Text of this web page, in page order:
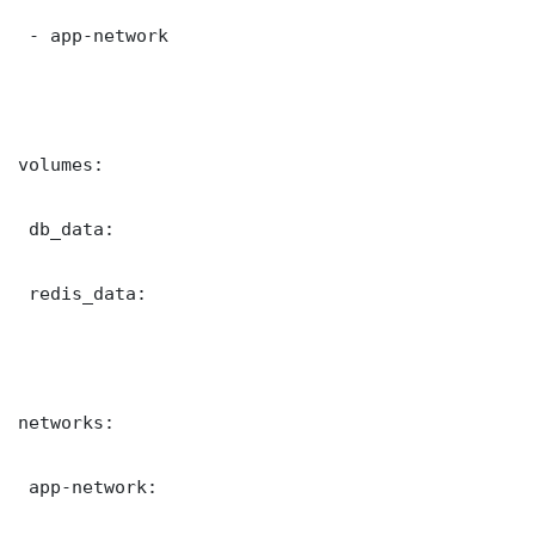
- app-network
volumes:
db_data:
redis_data:
networks:
app-network: